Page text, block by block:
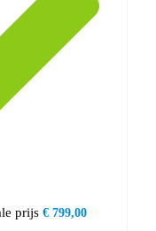
prijs € 799,00